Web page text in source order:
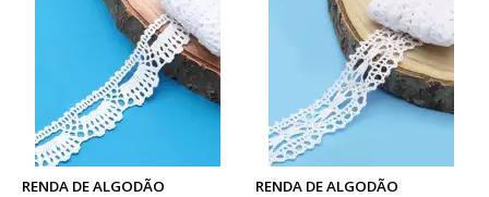
RENDA DE ALGODÃO
RENDA DE ALGODÃO